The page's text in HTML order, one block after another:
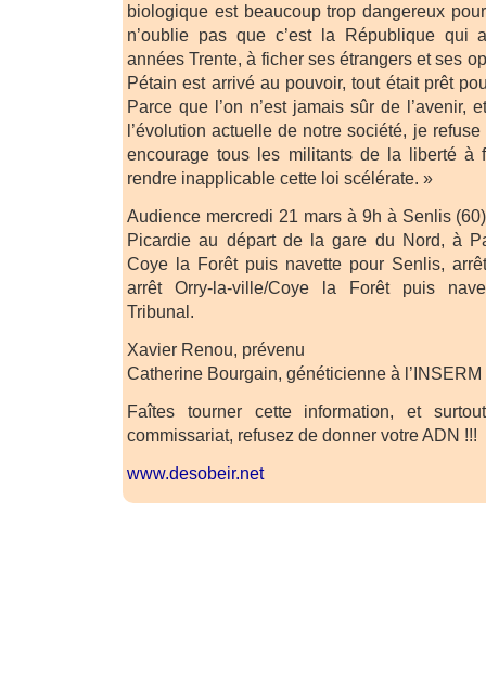
biologique est beaucoup trop dangereux
n’oublie pas que c’est la République qui
années Trente, à ficher ses étrangers et ses
Pétain est arrivé au pouvoir, tout était prêt
Parce que l’on n’est jamais sûr de l’avenir,
l’évolution actuelle de notre société, je
encourage tous les militants de la liberté à
rendre inapplicable cette loi scélérate. »
Audience mercredi 21 mars à 9h à Senlis
Picardie au départ de la gare du Nord, à
Coye la Forêt puis navette pour Senlis,
arrêt Orry-la-ville/Coye la Forêt puis
Tribunal.
Xavier Renou, prévenu
Catherine Bourgain, généticienne à l’INSERM
Faîtes tourner cette information, et
commissariat, refusez de donner votre ADN !!!
www.desobeir.net